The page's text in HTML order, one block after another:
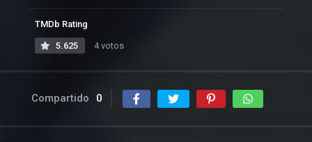
TMDb Rating
5.625 4 votos
Compartido 0